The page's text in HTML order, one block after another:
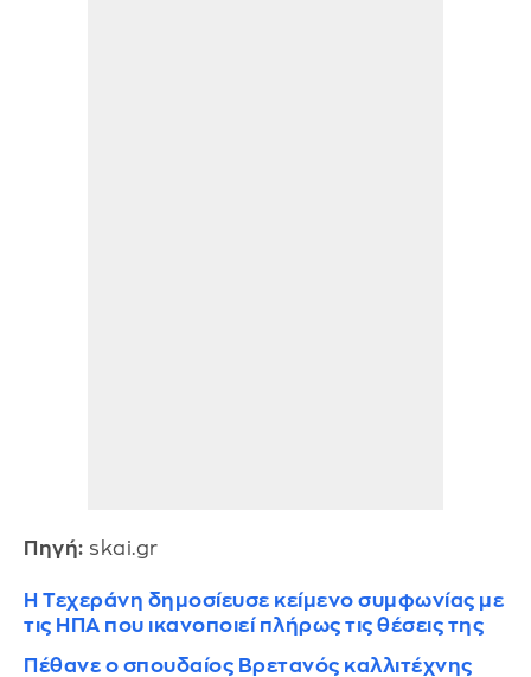
Πηγή: skai.gr
Η Τεχεράνη δημοσίευσε κείμενο συμφωνίας με
τις ΗΠΑ που ικανοποιεί πλήρως τις θέσεις της
Πέθανε ο σπουδαίος Βρετανός καλλιτέχνης